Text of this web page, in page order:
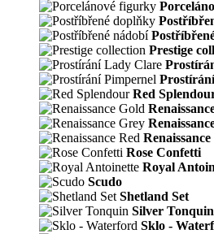
Prestige
Red
Renaissance
Rose Confetti
Royal
Scudo
Shetland Set
Silver Tonquin
Sklo -